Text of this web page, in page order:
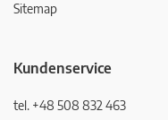
Sitemap
Kundenservice
tel. +48 508 832 463